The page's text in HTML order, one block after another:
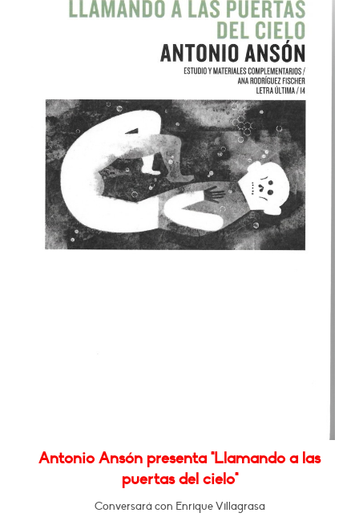
Antonio Ansón presenta "Llamando a las
puertas del cielo"
Conversará con Enrique Villagrasa